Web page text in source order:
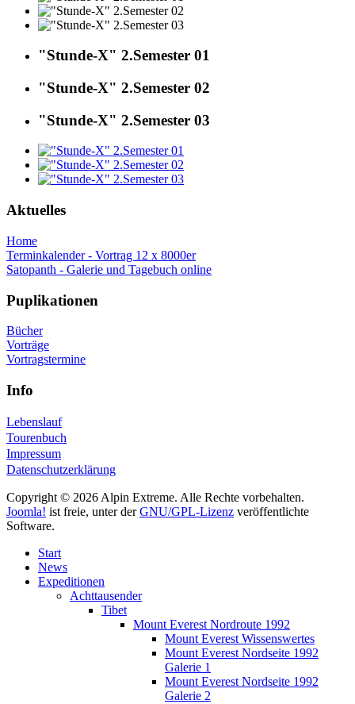
"Stunde-X" 2.Semester 01
"Stunde-X" 2.Semester 02
"Stunde-X" 2.Semester 03
Aktuelles
Home
Terminkalender - Vortrag 12 x 8000er
Satopanth - Galerie und Tagebuch online
Puplikationen
Bücher
Vorträge
Vortragstermine
Info
Lebenslauf
Tourenbuch
Impressum
Datenschutzerklärung
Copyright © 2026 Alpin Extreme. Alle Rechte vorbehalten.
Joomla! ist freie, unter derGNU/GPL-Lizenz veröffentlichte
Software.
Start
News
Expeditionen
Achttausender
Tibet
Mount Everest Nordroute 1992
Mount Everest Wissenswertes
Mount Everest Nordseite 1992
Galerie 1
Mount Everest Nordseite 1992
Galerie 2